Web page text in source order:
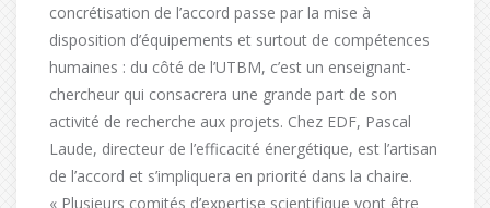
concrétisation de l’accord passe par la mise à
disposition d’équipements et surtout de compétences
humaines : du côté de l’UTBM, c’est un enseignant-
chercheur qui consacrera une grande part de son
activité de recherche aux projets. Chez EDF, Pascal
Laude, directeur de l’efficacité énergétique, est l’artisan
de l’accord et s’impliquera en priorité dans la chaire.
« Plusieurs comités d’expertise scientifique vont être